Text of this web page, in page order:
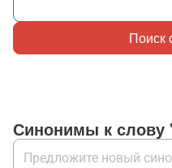
Поиск
Синонимы к